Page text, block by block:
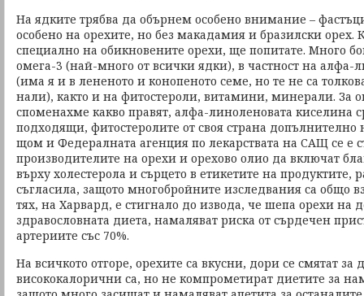
На ядките трябва да обърнем особено внимание –
особено на орехите, но без макадамия и бразилски орех.
специално на обикновените орехи, ще попитате. Много
омега-3 (най-много от всички ядки), в частност на алфа-
(има я и в лененото и конопеното семе, но те не са
нали), както и на фитостероли, витамини, минерали. За
споменахме какво правят, алфа-линоленовата киселина
подходящи, фитостеролите от своя страна допълнително
щом и Федералната агенция по лекарствата на САЩ се е
производителите на орехи и орехово олио да включат
върху холестерола и сърцето в етикетите на продуктите,
съгласила, защото многобройните изследвания са общо
тях, на Харвард, е стигнало до извода, че шепа орехи на
здравословната диета, намаляват риска от сърдечен
артериите със 70%.
На всичкото отгоре, орехите са вкусни, дори се смятат за
висококалорични са, но не компрометират диетите за